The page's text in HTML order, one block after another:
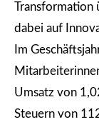
Transformation
dabei auf
Im
Umsatz von
Steuern von